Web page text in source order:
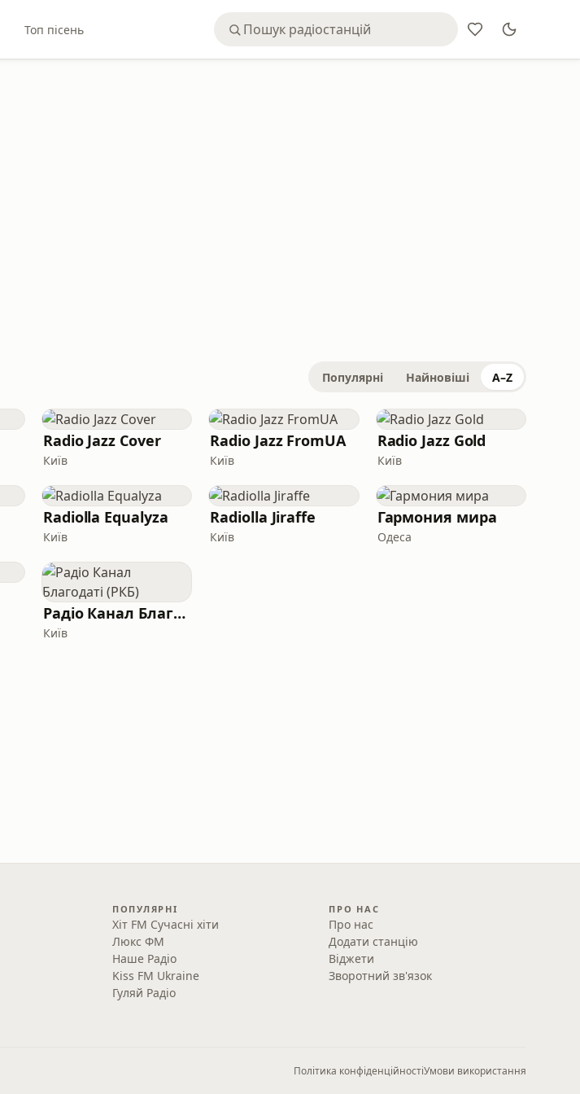
Топ пісень
Популярні Найновіші A–Z
Radio Jazz Cover
Київ
Radio Jazz FromUA
Київ
Radio Jazz Gold
Київ
Radiolla Equalyza
Київ
Radiolla Jiraffe
Київ
Гармония мира
Одеса
Радіо Канал Благодаті (РКБ)
Київ
ПОПУЛЯРНІ
Хіт FM Сучасні хіти
Люкс ФМ
Наше Радіо
Kiss FM Ukraine
Гуляй Радіо
ПРО НАС
Про нас
Додати станцію
Віджети
Зворотний зв'язок
Політика конфіденційностіУмови використання